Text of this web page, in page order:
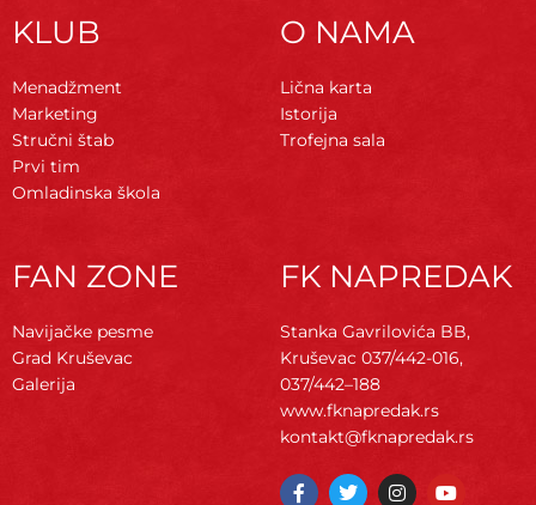
KLUB
Menadžment
Marketing
Stručni štab
Prvi tim
Omladinska škola
O NAMA
Lična karta
Istorija
Trofejna sala
FAN ZONE
Navijačke pesme
Grad Kruševac
Galerija
FK NAPREDAK
Stanka Gavrilovića BB,
Kruševac 037/442-016,
037/442–188
www.fknapredak.rs
kontakt@fknapredak.rs
F
T
I
Y